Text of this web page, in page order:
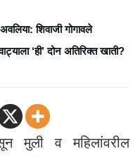
शिवाजी गोगावले
‘ही’ दोन अतिरिक्त खाती?
मुली व महिलांवरील